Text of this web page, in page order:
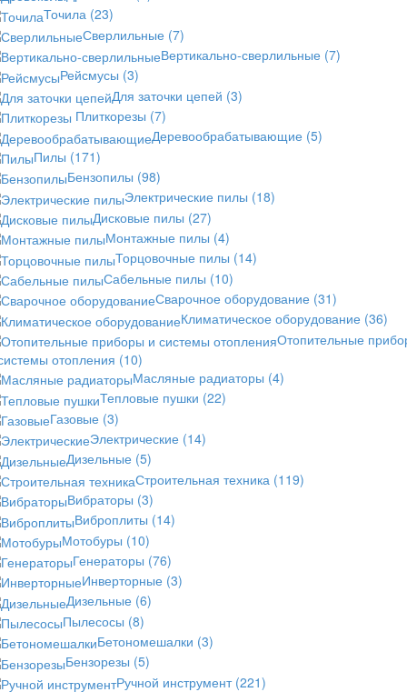
Точила (23)
Сверлильные (7)
Вертикально-сверлильные (7)
Рейсмусы (3)
Для заточки цепей (3)
Плиткорезы (7)
Деревообрабатывающие (5)
Пилы (171)
Бензопилы (98)
Электрические пилы (18)
Дисковые пилы (27)
Монтажные пилы (4)
Торцовочные пилы (14)
Сабельные пилы (10)
Сварочное оборудование (31)
Климатическое оборудование (36)
Отопительные
отопления (10)
Масляные радиаторы (4)
Тепловые пушки (22)
Газовые (3)
Электрические (14)
Дизельные (5)
Строительная техника (119)
Вибраторы (3)
Виброплиты (14)
Мотобуры (10)
Генераторы (76)
Инверторные (3)
Дизельные (6)
Пылесосы (8)
Бетономешалки (3)
Бензорезы (5)
Ручной инструмент (221)